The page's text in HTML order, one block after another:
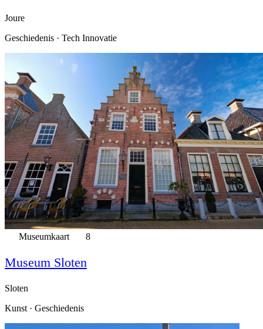
Joure
Geschiedenis · Tech Innovatie
Museumkaart 8
Museum Sloten
Sloten
Kunst · Geschiedenis